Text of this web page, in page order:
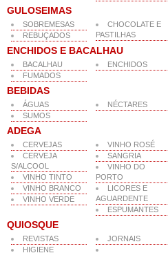
GULOSEIMAS
SOBREMESAS
REBUÇADOS
CHOCOLATE E
PASTILHAS
ENCHIDOS E BACALHAU
BACALHAU
FUMADOS
ENCHIDOS
BEBIDAS
ÁGUAS
SUMOS
NÉCTARES
ADEGA
CERVEJAS
CERVEJA
S/ALCOOL
VINHO TINTO
VINHO BRANCO
VINHO VERDE
VINHO ROSÉ
SANGRIA
VINHO DO
PORTO
LICORES E
AGUARDENTE
ESPUMANTES
QUIOSQUE
REVISTAS
HIGIENE
JORNAIS